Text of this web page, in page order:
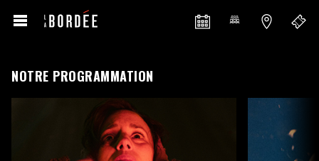
NOTRE PROGRAMMATION